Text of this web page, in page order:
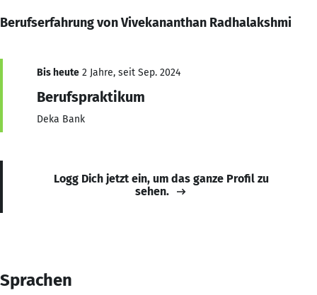
Berufserfahrung von Vivekananthan Radhalakshmi
Bis heute 2 Jahre, seit Sep. 2024
Berufspraktikum
Deka Bank
Logg Dich jetzt ein, um das ganze Profil zu
sehen.
Sprachen